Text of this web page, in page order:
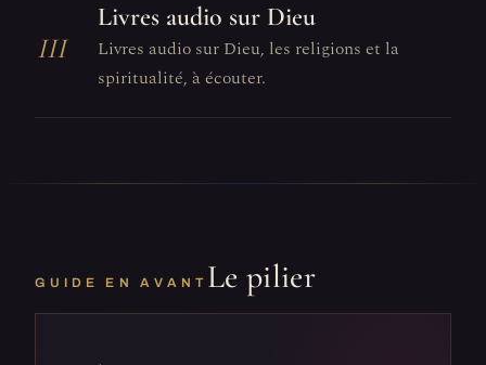
III
Livres audio sur Dieu
Livres audio sur Dieu, les religions et la
spiritualité, à écouter.
GUIDE EN AVANT Le pilier